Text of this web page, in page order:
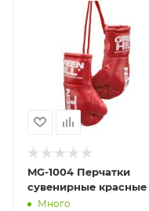
MG-1004 Перчатки
сувенирные красные
Много